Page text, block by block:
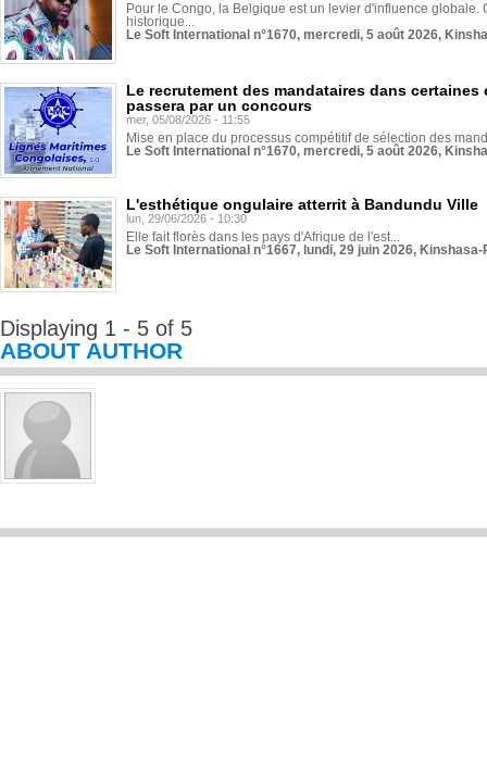
Pour le Congo, la Belgique est un levier d'influence globale.
historique...
Le Soft International n°1670, mercredi, 5 août 2026,
Le recrutement des mandataires dans
passera par un concours
mer, 05/08/2026 - 11:55
Mise en place du processus compétitif de sélection des
Le Soft International n°1670, mercredi, 5 août 2026,
L'esthétique ongulaire atterrit à Bandundu Ville
lun, 29/06/2026 - 10:30
Elle fait florès dans les pays d'Afrique de l'est...
Le Soft International n°1667, lundi, 29 juin 2026,
Displaying 1 - 5 of 5
ABOUT AUTHOR